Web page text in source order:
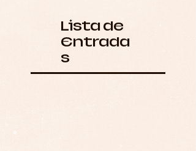
Lista de
Entrada
s